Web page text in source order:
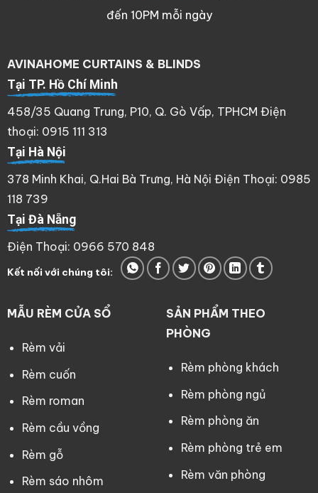
đến 10PM mỗi ngày
AVINAHOME CURTAINS & BLINDS
Tại TP. Hồ Chí Minh
458/35 Quang Trung, P10, Q. Gò Vấp, TPHCM Điện
thoại: 0915 111 313
Tại Hà Nội
378 Minh Khai, Q.Hai Bà Trưng, Hà Nội Điện Thoại: 0985
118 739
Tại Đà Nẵng
Điện Thoại: 0966 570 848
Kết nối với chúng tôi:
MẪU RÈM CỬA SỔ
Rèm vải
Rèm cuốn
Rèm roman
Rèm cầu vồng
Rèm gỗ
Rèm sáo nhôm
SẢN PHẨM THEO
PHÒNG
Rèm phòng khách
Rèm phòng ngủ
Rèm phòng ăn
Rèm phòng trẻ em
Rèm văn phòng